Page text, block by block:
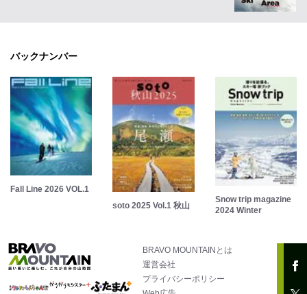
バックナンバー
Fall Line 2026 VOL.1
soto 2025 Vol.1 秋山
Snow trip magazine
2024 Winter
BRAVO MOUNTAINとは
運営会社
プライバシーポリシー